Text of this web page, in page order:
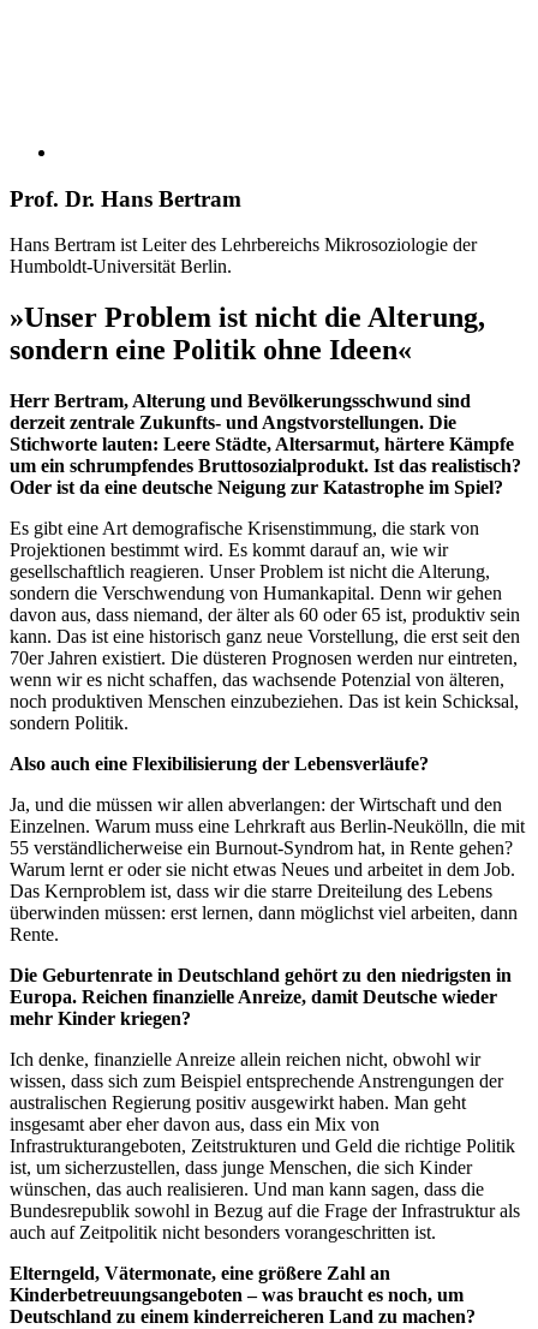
Prof. Dr. Hans Bertram
Hans Bertram ist Leiter des Lehrbereichs Mikrosoziologie der
Humboldt-Universität Berlin.
»Unser Problem ist nicht die Alterung,
sondern eine Politik ohne Ideen«
Herr Bertram, Alterung und Bevölkerungsschwund sind
derzeit zentrale Zukunfts- und Angstvorstellungen. Die
Stichworte lauten: Leere Städte, Altersarmut, härtere Kämpfe
um ein schrumpfendes Bruttosozialprodukt. Ist das realistisch?
Oder ist da eine deutsche Neigung zur Katastrophe im Spiel?
Es gibt eine Art demografische Krisenstimmung, die stark von
Projektionen bestimmt wird. Es kommt darauf an, wie wir
gesellschaftlich reagieren. Unser Problem ist nicht die Alterung,
sondern die Verschwendung von Humankapital. Denn wir gehen
davon aus, dass niemand, der älter als 60 oder 65 ist, produktiv sein
kann. Das ist eine historisch ganz neue Vorstellung, die erst seit den
70er Jahren existiert. Die düsteren Prognosen werden nur eintreten,
wenn wir es nicht schaffen, das wachsende Potenzial von älteren,
noch produktiven Menschen einzubeziehen. Das ist kein Schicksal,
sondern Politik.
Also auch eine Flexibilisierung der Lebensverläufe?
Ja, und die müssen wir allen abverlangen: der Wirtschaft und den
Einzelnen. Warum muss eine Lehrkraft aus Berlin-Neukölln, die mit
55 verständlicherweise ein Burnout-Syndrom hat, in Rente gehen?
Warum lernt er oder sie nicht etwas Neues und arbeitet in dem Job.
Das Kernproblem ist, dass wir die starre Dreiteilung des Lebens
überwinden müssen: erst lernen, dann möglichst viel arbeiten, dann
Rente.
Die Geburtenrate in Deutschland gehört zu den niedrigsten in
Europa. Reichen finanzielle Anreize, damit Deutsche wieder
mehr Kinder kriegen?
Ich denke, finanzielle Anreize allein reichen nicht, obwohl wir
wissen, dass sich zum Beispiel entsprechende Anstrengungen der
australischen Regierung positiv ausgewirkt haben. Man geht
insgesamt aber eher davon aus, dass ein Mix von
Infrastrukturangeboten, Zeitstrukturen und Geld die richtige Politik
ist, um sicherzustellen, dass junge Menschen, die sich Kinder
wünschen, das auch realisieren. Und man kann sagen, dass die
Bundesrepublik sowohl in Bezug auf die Frage der Infrastruktur als
auch auf Zeitpolitik nicht besonders vorangeschritten ist.
Elterngeld, Vätermonate, eine größere Zahl an
Kinderbetreuungsangeboten – was braucht es noch, um
Deutschland zu einem kinderreicheren Land zu machen?